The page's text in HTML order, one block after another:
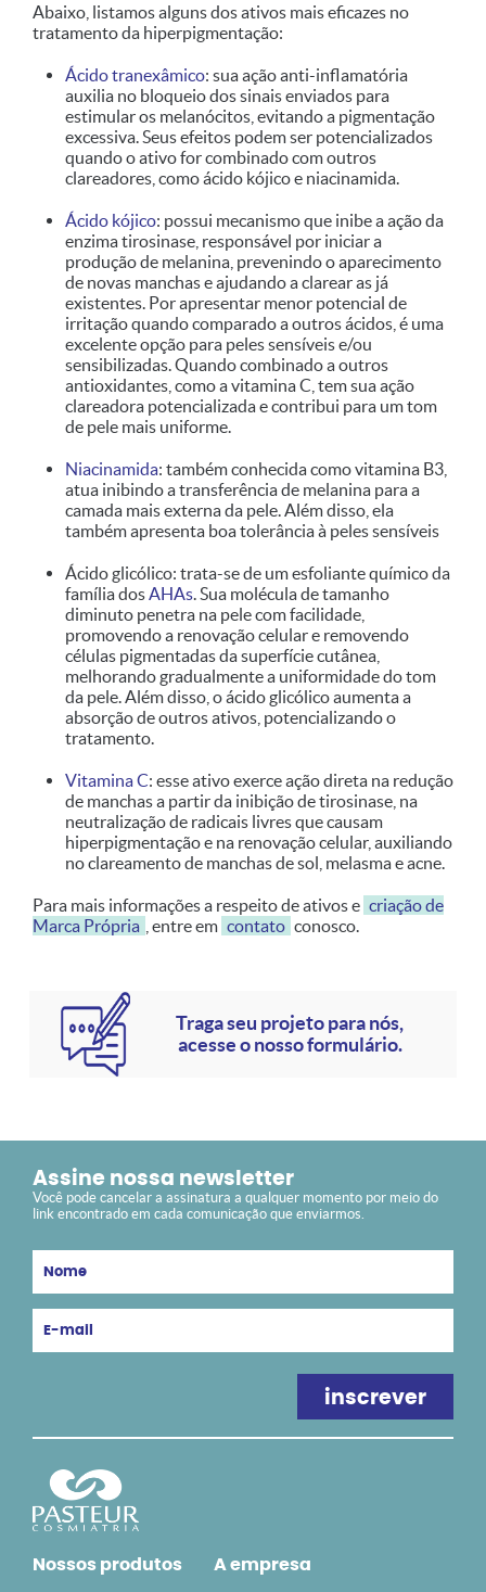
Abaixo, listamos alguns dos ativos mais eficazes no
tratamento da hiperpigmentação:
Ácido tranexâmico: sua ação anti-inflamatória
auxilia no bloqueio dos sinais enviados para
estimular os melanócitos, evitando a pigmentação
excessiva. Seus efeitos podem ser potencializados
quando o ativo for combinado com outros
clareadores, como ácido kójico e niacinamida.
Ácido kójico: possui mecanismo que inibe a ação da
enzima tirosinase, responsável por iniciar a
produção de melanina, prevenindo o aparecimento
de novas manchas e ajudando a clarear as já
existentes. Por apresentar menor potencial de
irritação quando comparado a outros ácidos, é uma
excelente opção para peles sensíveis e/ou
sensibilizadas. Quando combinado a outros
antioxidantes, como a vitamina C, tem sua ação
clareadora potencializada e contribui para um tom
de pele mais uniforme.
Niacinamida: também conhecida como vitamina B3,
atua inibindo a transferência de melanina para a
camada mais externa da pele. Além disso, ela
também apresenta boa tolerância à peles sensíveis
Ácido glicólico: trata-se de um esfoliante químico da
família dosAHAs. Sua molécula de tamanho
diminuto penetra na pele com facilidade,
promovendo a renovação celular e removendo
células pigmentadas da superfície cutânea,
melhorando gradualmente a uniformidade do tom
da pele. Além disso, o ácido glicólico aumenta a
absorção de outros ativos, potencializando o
tratamento.
Vitamina C: esse ativo exerce ação direta na redução
de manchas a partir da inibição de tirosinase, na
neutralização de radicais livres que causam
hiperpigmentação e na renovação celular, auxiliando
no clareamento de manchas de sol, melasma e acne.
Para mais informações a respeito de ativos e criação de
Marca Própria
, entre em contato conosco.
Traga seu projeto para nós,
acesse o nosso formulário.
Nossos produtos A empresa
Assine nossa newsletter
Você pode cancelar a assinatura a qualquer momento por meio do
link encontrado em cada comunicação que enviarmos.